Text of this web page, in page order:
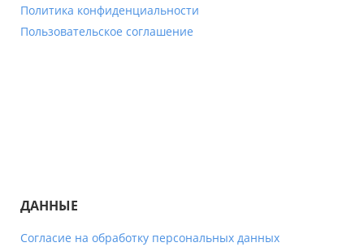
Политика конфиденциальности
Пользовательское соглашение
ДАННЫЕ
Согласие на обработку персональных данных